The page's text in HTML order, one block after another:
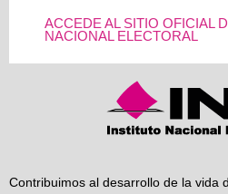
ACCEDE AL SITIO OFICIAL
NACIONAL ELECTORAL
Contribuimos al desarrollo de la vida